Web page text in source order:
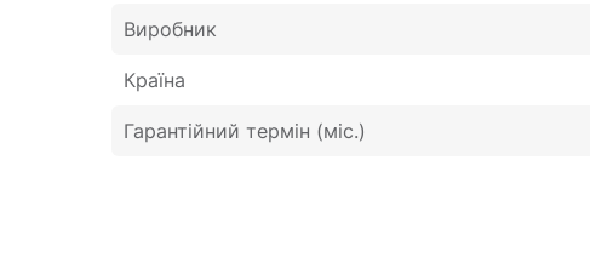
Виробник
Країна
Гарантійний термін (міс.)